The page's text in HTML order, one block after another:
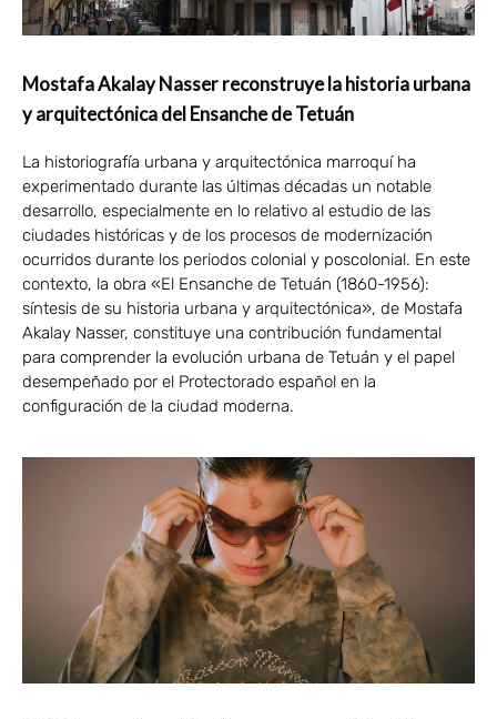
Mostafa Akalay Nasser reconstruye la historia urbana
y arquitectónica del Ensanche de Tetuán
La historiografía urbana y arquitectónica marroquí ha
experimentado durante las últimas décadas un notable
desarrollo, especialmente en lo relativo al estudio de las
ciudades históricas y de los procesos de modernización
ocurridos durante los periodos colonial y poscolonial. En este
contexto, la obra «El Ensanche de Tetuán (1860-1956):
síntesis de su historia urbana y arquitectónica», de Mostafa
Akalay Nasser, constituye una contribución fundamental
para comprender la evolución urbana de Tetuán y el papel
desempeñado por el Protectorado español en la
configuración de la ciudad moderna.